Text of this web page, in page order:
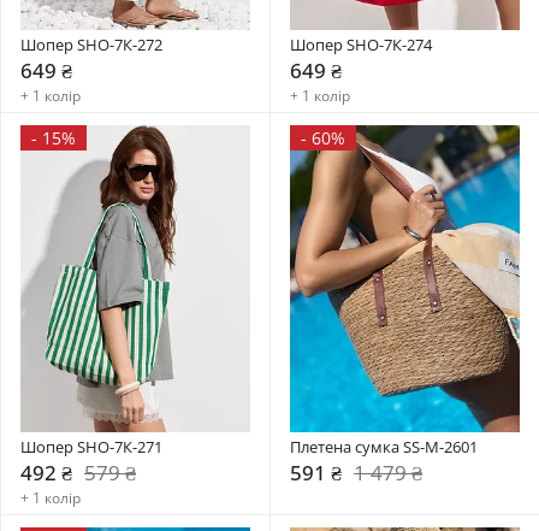
Шопер SHO-7К-272
649 ₴
+ 1 колір
Шопер SHO-7К-274
649 ₴
+ 1 колір
- 15%
Шопер SHO-7К-271
492 ₴ 579 ₴
+ 1 колір
- 60%
Плетена сумка SS-M-2601
591 ₴ 1 479 ₴